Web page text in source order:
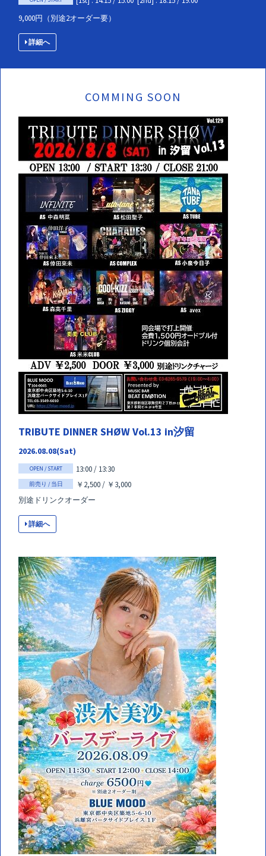
9,000円（別途2オーダー要）
詳細へ
COMMING SOON
TRIBUTE DINNER SHØW Vol.13 in汐留
2026.08.08(Sat)
OPEN / START 13:00 / 13:30
前売り / 当日
￥2,500 / ￥3,000
別途ドリンクオーダー
詳細へ